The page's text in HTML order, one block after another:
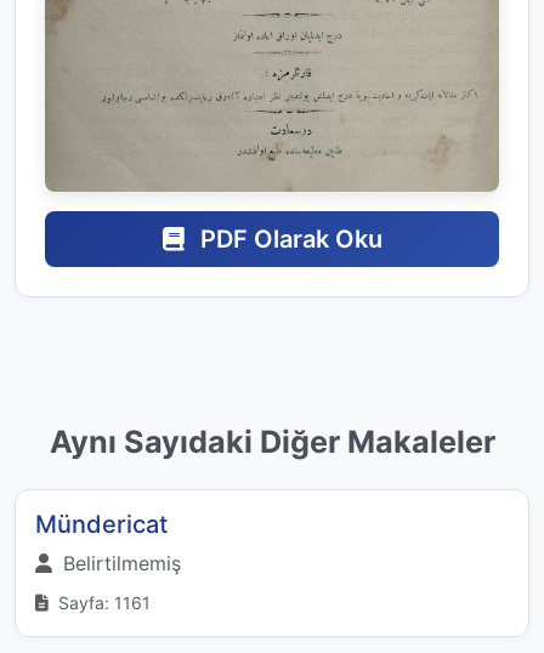
PDF Olarak Oku
Aynı Sayıdaki Diğer Makaleler
Mündericat
Belirtilmemiş
Sayfa: 1161